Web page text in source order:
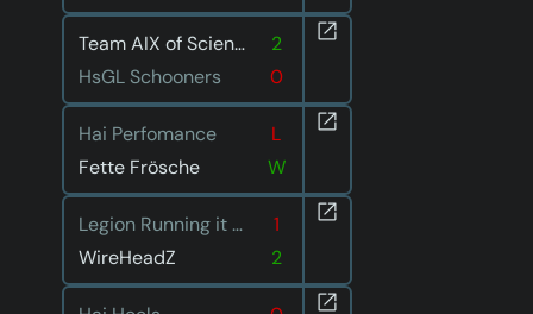
Team AIX of Science
2
HsGL Schooners
0
Hai Perfomance
L
Fette Frösche
W
Legion Running it down
1
WireHeadZ
2